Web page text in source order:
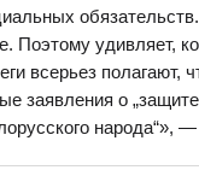
Поэтому удивляет,
всерьез полагают,
заявления о
народа“»,